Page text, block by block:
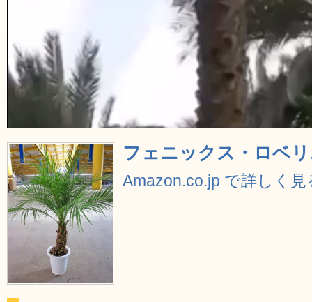
フェニックス・ロベ
Amazon.co.jp で詳しく見